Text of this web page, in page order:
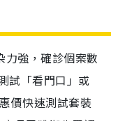
強，確診個案數
試「看門口」或
價快速測試套裝